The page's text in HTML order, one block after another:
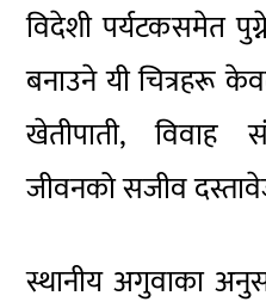
विदेशी पर्यटकसमेत
बनाउने यी चित्रहरू
खेतीपाती, विवाह
जीवनको सजीव
स्थानीय अगुवाका